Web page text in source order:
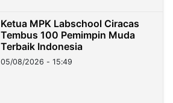
Ketua MPK Labschool Ciracas
Tembus 100 Pemimpin Muda
Terbaik Indonesia
05/08/2026 - 15:49